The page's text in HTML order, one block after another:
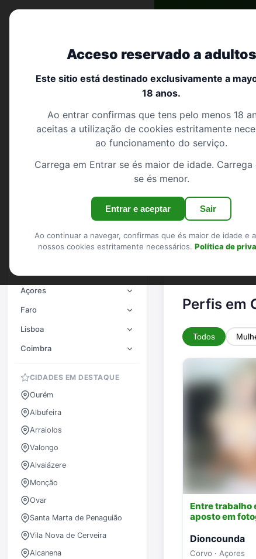
Acceso reservado a adultos
Este sitio está destinado exclusivamente a
18 anos.
Ao entrar confirmas que tens pelo menos 18
aceitas a utilização de cookies estritamente
ao funcionamento do serviço.
Carrega em Entrar se és maior de idade. Carrega
se és menor.
Entrar e aceptar Sair
Ao continuar a navegar, confirmas que és maior de idade e
nossos cookies estritamente necessários. Política de
Registo
Santarém
Aveiro
Açores
Faro
Lisboa
Coimbra
CIDADES EM DESTAQUE
Ourém
Albufeira
Arraiolos
Valongo
Alvaiázere
Monção
Ovar
Santa Marta de Penaguião
Vila Nova de Cerveira
Alcanena
Açores 16 perfis
Encontro
Perfis em
Todos
Entre trabalho
aposto em
Dioncounda
Corvo · Açores